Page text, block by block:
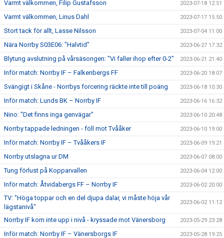
Varmt välkommen, Filip Gustafsson 2023-07-18 12:51
Varmt välkommen, Linus Dahl 2023-07-17 15:50
Stort tack för allt, Lasse Nilsson 2023-07-04 11:00
Nära Norrby S03E06: "Halvtid" 2023-06-27 17:32
Blytung avslutning på vårsäsongen: "Vi faller ihop efter 0-2" 2023-06-21 21:40
Inför match: Norrby IF – Falkenbergs FF 2023-06-20 18:07
Svängigt i Skåne - Norrbys forcering räckte inte till poäng 2023-06-18 10:30
Inför match: Lunds BK – Norrby IF 2023-06-16 16:32
Nino: "Det finns inga genvägar" 2023-06-10 20:48
Norrby tappade ledningen - föll mot Tvååker 2023-06-10 19:00
Inför match: Norrby IF – Tvååkers IF 2023-06-09 19:21
Norrby utslagna ur DM 2023-06-07 08:00
Tung förlust på Kopparvallen 2023-06-04 12:00
Inför match: Åtvidabergs FF – Norrby IF 2023-06-02 20:00
TV: "Höga toppar och en del djupa dalar, vi måste höja vår
lägstanivå"
2023-06-02 11:12
Norrby IF kom inte upp i nivå - kryssade mot Vänersborg 2023-05-29 23:28
Inför match: Norrby IF – Vänersborgs IF 2023-05-28 19:25